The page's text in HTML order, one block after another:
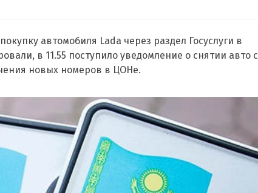
автомобиля Lada через раздел Госуслуги в
в 11.55 поступило уведомление о снятии авто с
новых номеров в ЦОНе.